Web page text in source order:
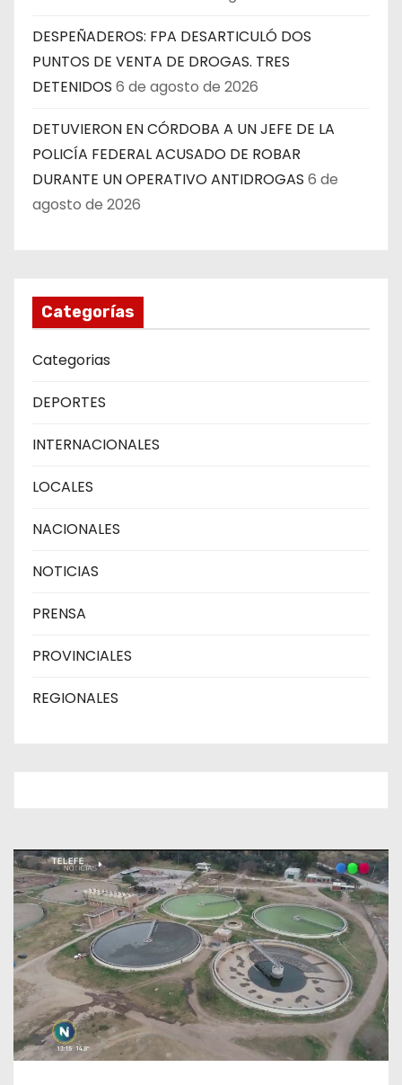
DESPEÑADEROS: FPA DESARTICULÓ DOS
PUNTOS DE VENTA DE DROGAS. TRES
DETENIDOS 6 de agosto de 2026
DETUVIERON EN CÓRDOBA A UN JEFE DE LA
POLICÍA FEDERAL ACUSADO DE ROBAR
DURANTE UN OPERATIVO ANTIDROGAS 6 de
agosto de 2026
Categorías
Categorias
DEPORTES
INTERNACIONALES
LOCALES
NACIONALES
NOTICIAS
PRENSA
PROVINCIALES
REGIONALES